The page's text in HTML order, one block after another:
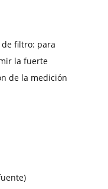
filtro: para
la fuerte
de la medición